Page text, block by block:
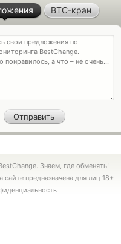
BTC-кран
Знаем, где обменять!
сайте предназначена для лиц 18+